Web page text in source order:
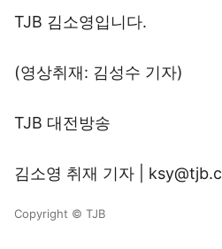
TJB 김소영입니다.
(영상취재: 김성수 기자)
TJB 대전방송
김소영 취재 기자 |
Copyright © TJB